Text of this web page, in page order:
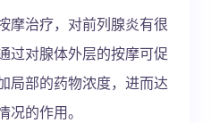
摩治疗，对前列腺炎有很
过对腺体外层的按摩可促
局部的药物浓度，进而达
的作用。